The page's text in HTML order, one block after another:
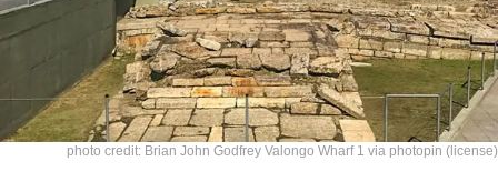
photo credit: Brian John Godfrey Valongo Wharf 1 via photopin (license)